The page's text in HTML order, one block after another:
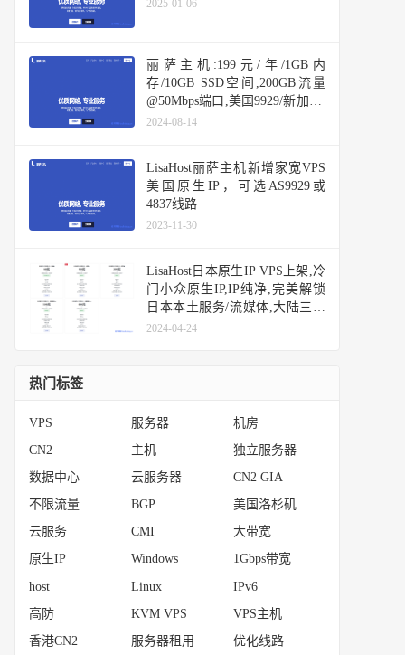
2025-01-06
丽萨主机:199元/年/1GB内
存/10GB SSD空间,200GB流量
@50Mbps端口,美国9929/新加坡/
台湾
2024-08-14
LisaHost丽萨主机新增家宽VPS
美国原生IP，可选AS9929或
4837线路
2023-11-30
LisaHost日本原生IP VPS上架,冷
门小众原生IP,IP纯净,完美解锁
日本本土服务/流媒体,大陆三网
优化网络
2024-04-24
热门标签
VPS 服务器 机房
CN2 主机 独立服务器
数据中心 云服务器 CN2 GIA
不限流量 BGP 美国洛杉矶
云服务 CMI 大带宽
原生IP Windows 1Gbps带宽
host Linux IPv6
高防 KVM VPS VPS主机
香港CN2 服务器租用 优化线路